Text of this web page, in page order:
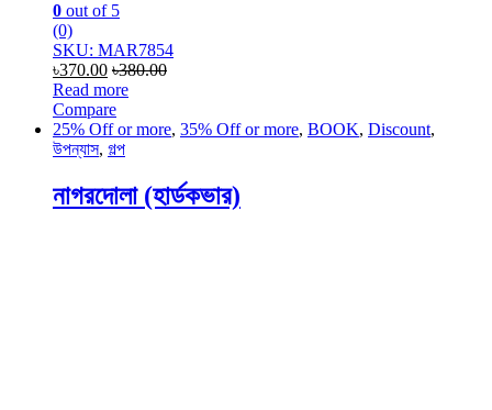
0 out of 5
(0)
SKU: MAR7854
৳370.00 ৳380.00
Read more
Compare
25% Off or more, 35% Off or more, BOOK, Discount,
উপন্যাস, গল্প
নাগরদোলা (হার্ডকভার)